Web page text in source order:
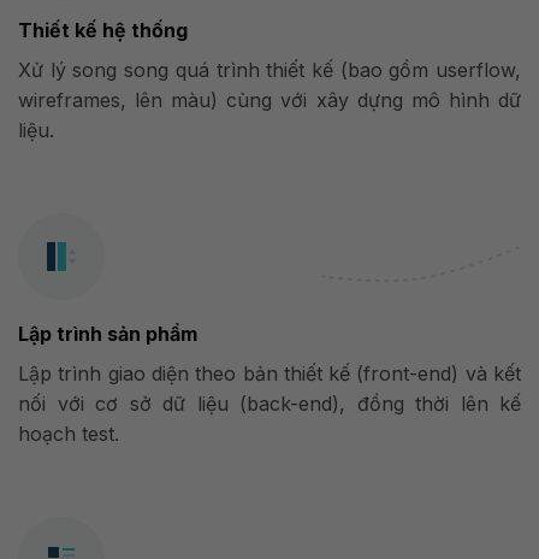
Thiết kế hệ thống
Xử lý song song quá trình thiết kế (bao gồm userflow,
wireframes, lên màu) cùng với xây dựng mô hình dữ
liệu.
Lập trình sản phẩm
Lập trình giao diện theo bản thiết kế (front-end) và kết
nối với cơ sở dữ liệu (back-end), đồng thời lên kế
hoạch test.